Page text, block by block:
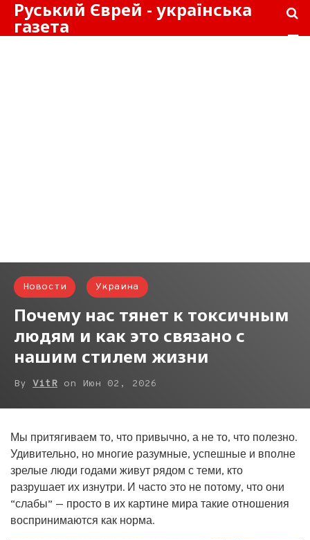
Руський Єврей - українська
газета
Новости Украина
Почему нас тянет к токсичным
людям и как это связано с
нашим стилем жизни
By VitR on Июн 02, 2026
Мы притягиваем то, что привычно, а не то, что полезно.
Удивительно, но многие разумные, успешные и вполне
зрелые люди годами живут рядом с теми, кто
разрушает их изнутри. И часто это не потому, что они
“слабы” — просто в их картине мира такие отношения
воспринимаются как норма.